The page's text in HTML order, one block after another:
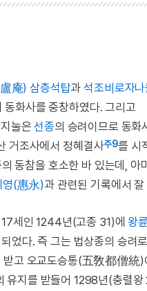
庵) 삼층석탑과석조비로자
화사를 중창하였다. 그리고
지눌은선종의 승려이므로 동화
거조사에서 정혜결사주9를 시
동참을 호소한 바 있는데, 아
영(惠永)과 관련된 기록에서
세인 1244년(고종 31)에 왕
었다. 즉 그는 법상종의 승려
받고 오교도승통(五敎都僧統)
유지를 받들어 1298년(충렬